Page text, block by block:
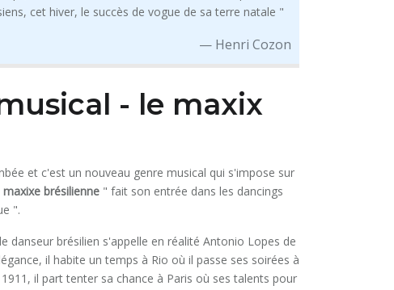
cet hiver, le succès de vogue de sa terre natale "
Henri Cozon
- le maxix
et c'est un nouveau genre musical qui s'impose sur
maxixe brésilienne " fait son entrée dans les dancings
".
danseur brésilien s'appelle en réalité Antonio Lopes de
il habite un temps à Rio où il passe ses soirées à
il part tenter sa chance à Paris où ses talents pour